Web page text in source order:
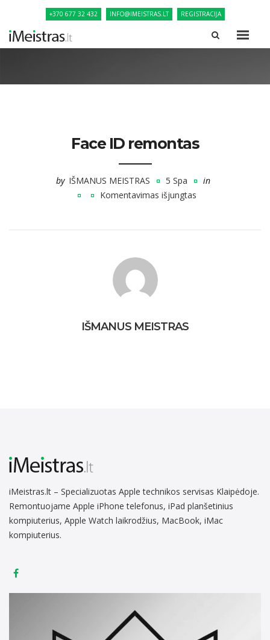
+370 677 32 432 INFO@IMEISTRAS.LT REGISTRACIJA
Face ID remontas
by IŠMANUS MEISTRAS 5 Spa
in
Komentavimas išjungtas
IŠMANUS MEISTRAS
iMeistras.lt – Specializuotas Apple technikos servisas Klaipėdoje.
Remontuojame Apple iPhone telefonus, iPad planšetinius
kompiuterius, Apple Watch laikrodžius, MacBook, iMac
kompiuterius.